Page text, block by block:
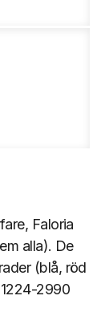
Faloria
alla). De
(blå, röd
2990